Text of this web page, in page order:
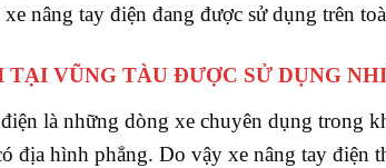
nâng tay điện đang được sử dụng trên
VŨNG TÀU ĐƯỢC SỬ DỤNG
là những dòng xe chuyên dụng trong
địa hình phẳng. Do vậy xe nâng tay điện